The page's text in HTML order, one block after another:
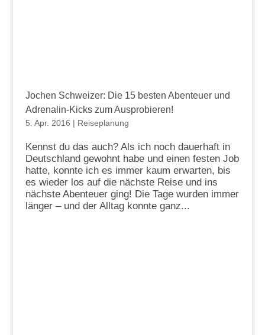
Jochen Schweizer: Die 15 besten Abenteuer und
Adrenalin-Kicks zum Ausprobieren!
5. Apr. 2016 | Reiseplanung
Kennst du das auch? Als ich noch dauerhaft in
Deutschland gewohnt habe und einen festen Job
hatte, konnte ich es immer kaum erwarten, bis
es wieder los auf die nächste Reise und ins
nächste Abenteuer ging! Die Tage wurden immer
länger – und der Alltag konnte ganz...